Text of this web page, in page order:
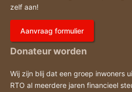
zelf aan!
Aanvraag formulier
Donateur worden
Wij zijn blij dat een groep inwoners
RTO al meerdere jaren financieel